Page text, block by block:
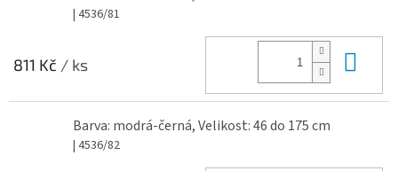
| 4536/81
811 Kč / ks
Barva: modrá-černá, Velikost: 46 do 175 cm
| 4536/82